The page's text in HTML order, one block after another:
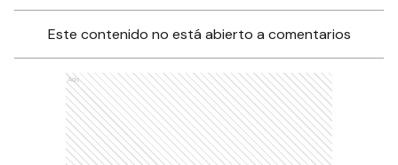
Este contenido no está abierto a comentarios
Ads